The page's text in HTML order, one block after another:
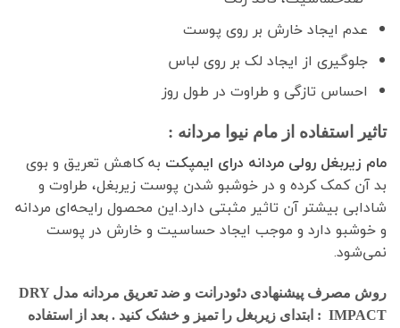
عدم ایجاد خارش بر روی پوست
جلوگیری از ایجاد لک بر روی لباس
احساس تازگی و طراوت در طول روز
تاثیر استفاده از مام نیوا مردانه :
مام زیربغل رولی مردانه درای ایمپکتبه کاهش تعریق و بوی
بد آن کمک کرده و در خوشبو شدن پوست زیربغل، طراوت و
شادابی بیشتر آن تاثیر مثبتی دارد.این محصول رایحه‌ای مردانه
و خوشبو دارد و موجب ایجاد حساسیت و خارش در پوست
نمی‌شود.
روش مصرف پیشنهادی دئودرانت و ضد تعریق مردانه مدل DRY
IMPACT :
ابتدای زیربغل را تمیز و خشک کنید . بعد از استفاده